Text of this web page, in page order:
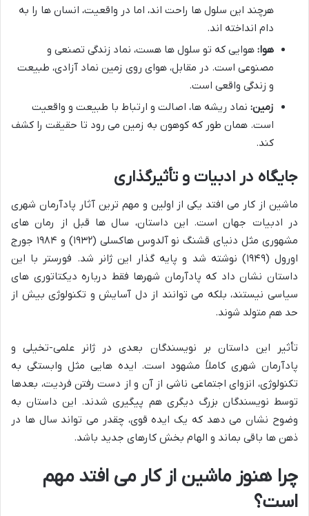
هرچند این سلول ها راحت اند، اما در واقعیت، انسان ها را به
دام انداخته اند.
هوا: هوایی که تو سلول ها هست، نماد زندگی تصنعی و
مصنوعی است. در مقابل، هوای روی زمین نماد آزادی، طبیعت
و زندگی واقعی است.
زمین: نماد ریشه ها، اصالت و ارتباط با طبیعت و واقعیت
است. همان طور که کوهون به زمین می رود تا حقیقت را کشف
کند.
جایگاه در ادبیات و تأثیرگذاری
ماشین از کار می افتد یکی از اولین و مهم ترین آثار پادآرمان شهری
در ادبیات جهان است. این داستان، سال ها قبل از رمان های
مشهوری مثل دنیای قشنگ نو آلدوس هاکسلی (۱۹۳۲) و ۱۹۸۴ جورج
اورول (۱۹۴۹) نوشته شد و پایه گذار این ژانر شد. فورستر با این
داستان نشان داد که پادآرمان شهرها فقط درباره دیکتاتوری های
سیاسی نیستند، بلکه می توانند از دل آسایش و تکنولوژی بیش از
حد هم متولد شوند.
تأثیر این داستان بر نویسندگان بعدی در ژانر علمی-تخیلی و
پادآرمان شهری کاملاً مشهود است. ایده هایی مثل وابستگی به
تکنولوژی، انزوای اجتماعی ناشی از آن و از دست رفتن فردیت، بعدها
توسط نویسندگان بزرگ دیگری هم پیگیری شدند. این داستان به
وضوح نشان می دهد که یک ایده قوی، چقدر می تواند سال ها در
ذهن ها باقی بماند و الهام بخش کارهای جدید باشد.
چرا هنوز ماشین از کار می افتد مهم
است؟